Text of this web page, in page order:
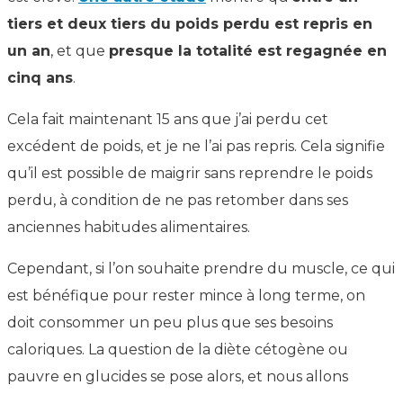
tiers et deux tiers du poids perdu est repris en
un an, et que presque la totalité est regagnée en
cinq ans.
Cela fait maintenant 15 ans que j’ai perdu cet
excédent de poids, et je ne l’ai pas repris. Cela signifie
qu’il est possible de maigrir sans reprendre le poids
perdu, à condition de ne pas retomber dans ses
anciennes habitudes alimentaires.
Cependant, si l’on souhaite prendre du muscle, ce qui
est bénéfique pour rester mince à long terme, on
doit consommer un peu plus que ses besoins
caloriques. La question de la diète cétogène ou
pauvre en glucides se pose alors, et nous allons